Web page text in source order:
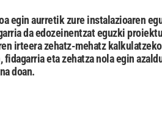
egin aurretik zure instalazioaren
da edozeinentzat eguzki
irteera zehatz-mehatz
fidagarria eta zehatza nola egin
doan.